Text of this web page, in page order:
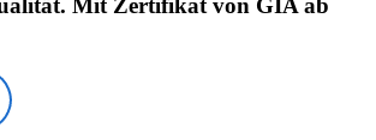
Mit Zertifikat von GIA ab